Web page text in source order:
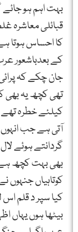
بہت اہم ہو
قبائلی معاشرہ
کا احساس ہوتا
کے بعدباشعور
جان چکے کہ
تھی کچھ یہ بھی
کیلئے خطرہ
آتی ہے جب
گردانتے ہوئے
بھی بہت کچھ
کوتاہیاں جنہوں
کیا سپر د قلم
بیٹھا ہوں یہاں